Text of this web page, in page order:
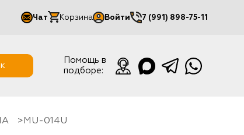
Чат Корзина Войти
Мой кабинет
7 (991) 898-75-11
Помощь в
подборе:
MU-014U